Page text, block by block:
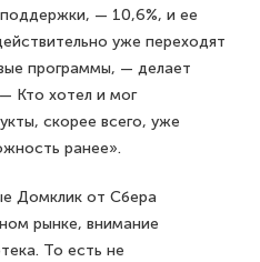
— 10,6%, и ее
уже переходят
программы, — делает
Кто хотел и мог
скорее всего, уже
ранее».
Домклик от Сбера
рынке, внимание
То есть не